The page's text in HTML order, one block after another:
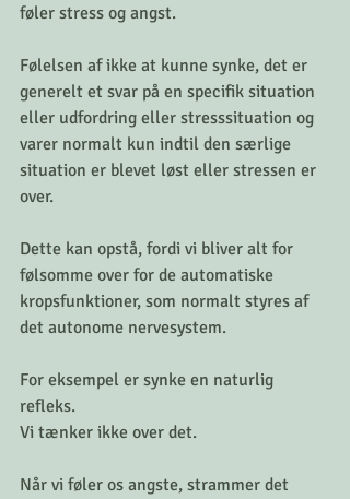
føler stress og angst.
Følelsen af ikke at kunne synke, det er
generelt et svar på en specifik situation
eller udfordring eller stresssituation og
varer normalt kun indtil den særlige
situation er blevet løst eller stressen er
over.
Dette kan opstå, fordi vi bliver alt for
følsomme over for de automatiske
kropsfunktioner, som normalt styres af
det autonome nervesystem.
For eksempel er synke en naturlig
refleks.
Vi tænker ikke over det.
Når vi føler os angste, strammer det